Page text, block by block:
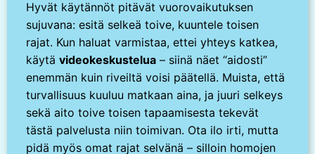
Hyvät käytännöt pitävät vuorovaikutuksen
sujuvana: esitä selkeä toive, kuuntele toisen
rajat. Kun haluat varmistaa, ettei yhteys katkea,
käytävideokeskustelua – siinä näet “aidosti”
enemmän kuin riveiltä voisi päätellä. Muista, että
turvallisuus kuuluu matkaan aina, ja juuri selkeys
sekä aito toive toisen tapaamisesta tekevät
tästä palvelusta niin toimivan. Ota ilo irti, mutta
pidä myös omat rajat selvänä – silloin homojen